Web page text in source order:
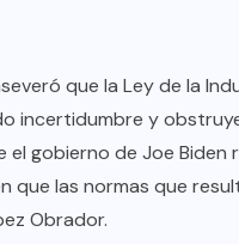
que la Ley de la
incertidumbre y
gobierno de Joe Biden
las normas que
Obrador.